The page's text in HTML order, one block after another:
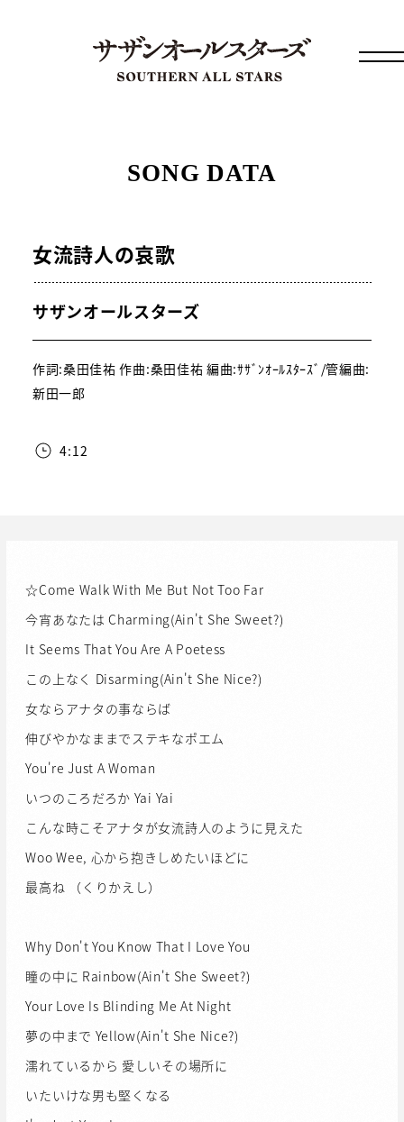
SONG DATA
女流詩人の哀歌
サザンオールスターズ
作詞:桑田佳祐 作曲:桑田佳祐 編曲:ｻｻﾞﾝｵｰﾙｽﾀｰｽﾞ/管編曲:
新田一郎
4:12
☆Come Walk With Me But Not Too Far
今宵あなたは Charming(Ain't She Sweet?)
It Seems That You Are A Poetess
この上なく Disarming(Ain't She Nice?)
女ならアナタの事ならば
伸びやかなままでステキなポエム
You're Just A Woman
いつのころだろか Yai Yai
こんな時こそアナタが女流詩人のように見えた
Woo Wee, 心から抱きしめたいほどに
最高ね （くりかえし）
Why Don't You Know That I Love You
瞳の中に Rainbow(Ain't She Sweet?)
Your Love Is Blinding Me At Night
夢の中まで Yellow(Ain't She Nice?)
濡れているから 愛しいその場所に
いたいけな男も堅くなる